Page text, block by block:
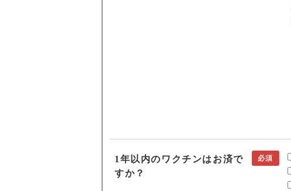
1年以内のワクチンはお済で
すか？
必須